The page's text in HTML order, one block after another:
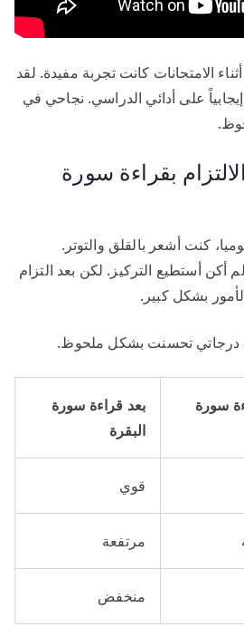
أثناء الامتحانات كانت تجربة مفيدة. لقد
على أدائي الدراسي. نجاحي في
بقراءة سورة
كنت أشعر بالقلق والتوتر.
أستطيع التركيز. لكن بعد التزام
بشكل كبير.
درجاتي تحسنت بشكل ملحوظ.
سورة
بعد قراءة سورة
البقرة
قوي
مرتفعة
منخفض